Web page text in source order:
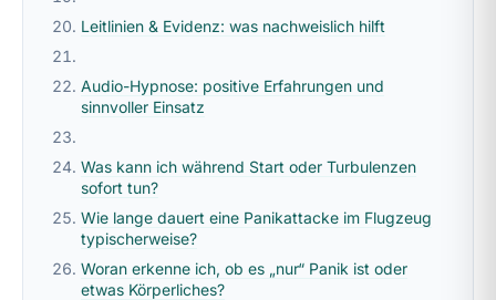
Leitlinien & Evidenz: was nachweislich hilft
Audio-Hypnose: positive Erfahrungen und
sinnvoller Einsatz
Was kann ich während Start oder Turbulenzen
sofort tun?
Wie lange dauert eine Panikattacke im Flugzeug
typischerweise?
Woran erkenne ich, ob es „nur“ Panik ist oder
etwas Körperliches?